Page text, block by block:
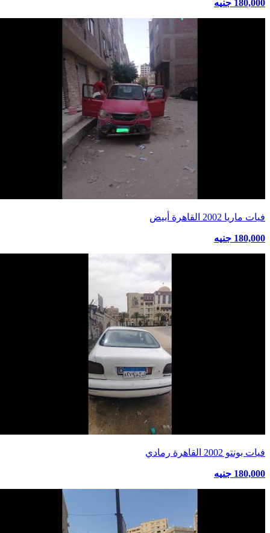
180,000 جنيه
فيات ماريا 2002 القاهرة أبيض
180,000 جنيه
فيات بونتو 2002 القاهرة رمادي
180,000 جنيه